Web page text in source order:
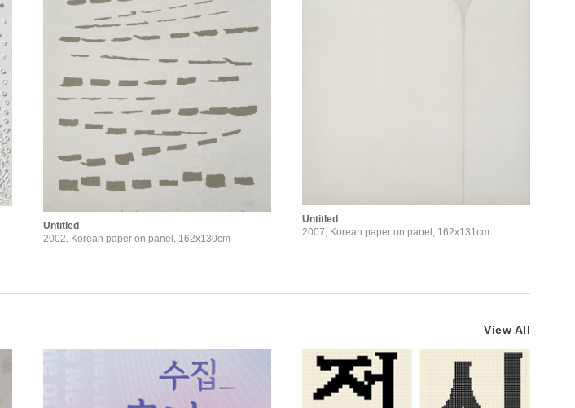
Untitled
2002, Korean paper on panel, 162x130cm
Untitled
2007, Korean paper on panel, 162x131cm
View All